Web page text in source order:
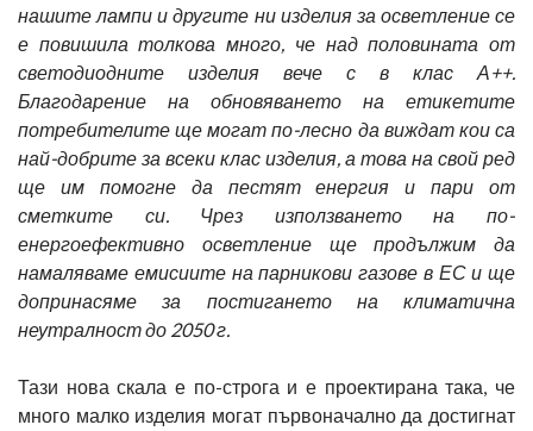
нашите лампи и другите ни изделия за осветление се
е повишила толкова много, че над половината от
светодиодните изделия вече с в клас А++.
Благодарение на обновяването на етикетите
потребителите ще могат по-лесно да виждат кои са
най-добрите за всеки клас изделия, а това на свой ред
ще им помогне да пестят енергия и пари от
сметките си. Чрез използването на по-
енергоефективно осветление ще продължим да
намаляваме емисиите на парникови газове в ЕС и ще
допринасяме за постигането на климатична
неутралност до 2050 г.
Тази нова скала е по-строга и е проектирана така, че
много малко изделия могат първоначално да достигнат